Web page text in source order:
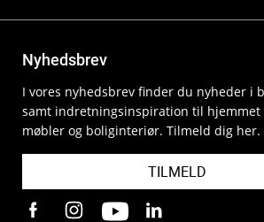
Nyhedsbrev
I vores nyhedsbrev finder du nyheder i
samt indretningsinspiration til hjemmet
møbler og boliginteriør. Tilmeld dig her.
TILMELD